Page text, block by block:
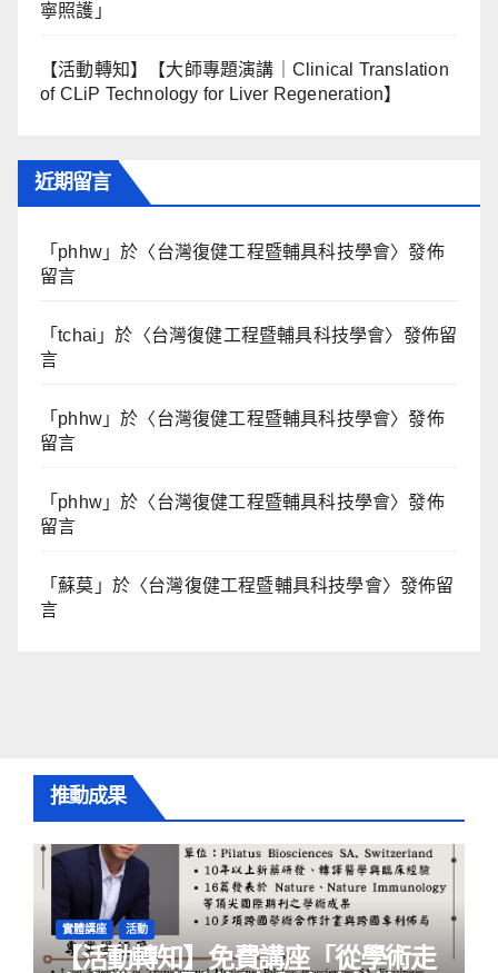
寧照護」
【活動轉知】【大師專題演講｜Clinical Translation
of CLiP Technology for Liver Regeneration】
近期留言
「 phhw 」於〈台灣復健工程暨輔具科技學會〉發佈
留言
「tchai 」於〈台灣復健工程暨輔具科技學會〉發佈留
言
「 phhw 」於〈台灣復健工程暨輔具科技學會〉發佈
留言
「 phhw 」於〈台灣復健工程暨輔具科技學會〉發佈
留言
「蘇莫 」於〈台灣復健工程暨輔具科技學會〉發佈留
言
推動成果
實體講座 活動
【活動轉知】免費講座「從學術走